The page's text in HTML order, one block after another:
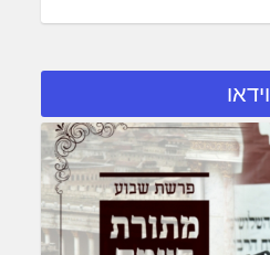
וידאו